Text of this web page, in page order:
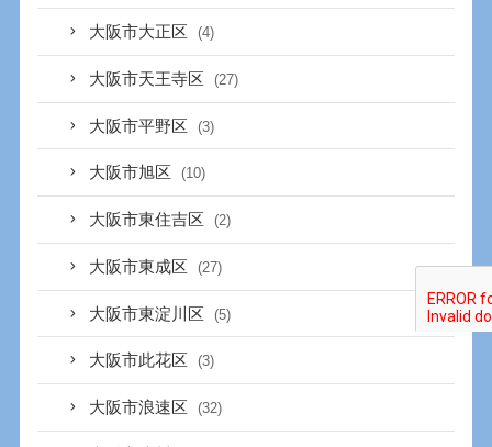
大阪市大正区 (4)
大阪市天王寺区 (27)
大阪市平野区 (3)
大阪市旭区 (10)
大阪市東住吉区 (2)
大阪市東成区 (27)
大阪市東淀川区 (5)
大阪市此花区 (3)
大阪市浪速区 (32)